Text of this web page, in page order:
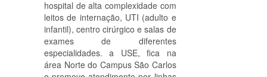
hospital de alta complexidade com
leitos de internação, UTI (adulto e
infantil), centro cirúrgico e salas de
exames de diferentes
especialidades. a USE, fica na
área Norte do Campus São Carlos